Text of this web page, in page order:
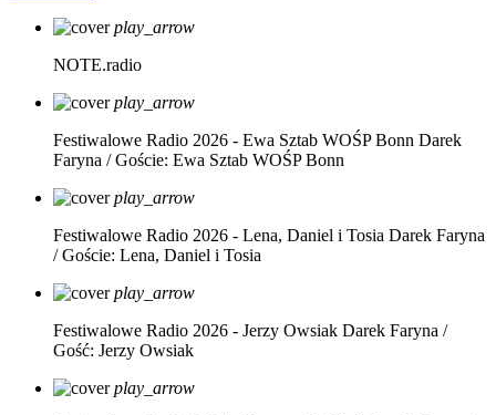
play_arrow
NOTE.radio
play_arrow
Festiwalowe Radio 2026 - Ewa Sztab WOŚP Bonn Darek
Faryna / Goście: Ewa Sztab WOŚP Bonn
play_arrow
Festiwalowe Radio 2026 - Lena, Daniel i Tosia Darek Faryna
/ Goście: Lena, Daniel i Tosia
play_arrow
Festiwalowe Radio 2026 - Jerzy Owsiak Darek Faryna /
Gość: Jerzy Owsiak
play_arrow